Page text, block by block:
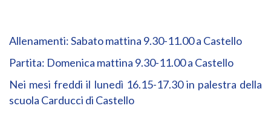
Allenamenti: Sabato mattina 9.30-11.00 a Castello
Partita: Domenica mattina 9.30-11.00 a Castello
Nei mesi freddi il lunedì 16.15-17.30 in palestra della
scuola Carducci di Castello